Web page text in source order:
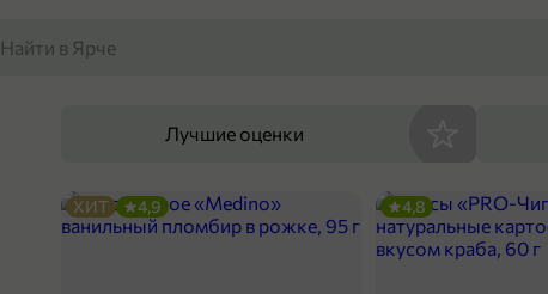
Лучшие оценки
ХИТ 4,9 4,8